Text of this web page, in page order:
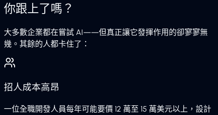
你跟上了嗎？
大多數企業都在嘗試 AI——但真正讓它發揮作用的卻寥寥無
幾。其餘的人都卡住了：
招人成本高昂
一位全職開發人員每年可能要價 12 萬至 15 萬美元以上，設計